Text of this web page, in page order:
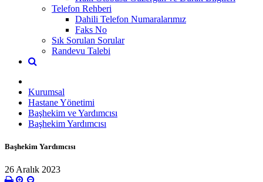
Telefon Rehberi
Dahili Telefon Numaralarımız
Faks No
Sık Sorulan Sorular
Randevu Talebi
Kurumsal
Hastane Yönetimi
Başhekim ve Yardımcısı
Başhekim Yardımcısı
Başhekim Yardımcısı
26 Aralık 2023